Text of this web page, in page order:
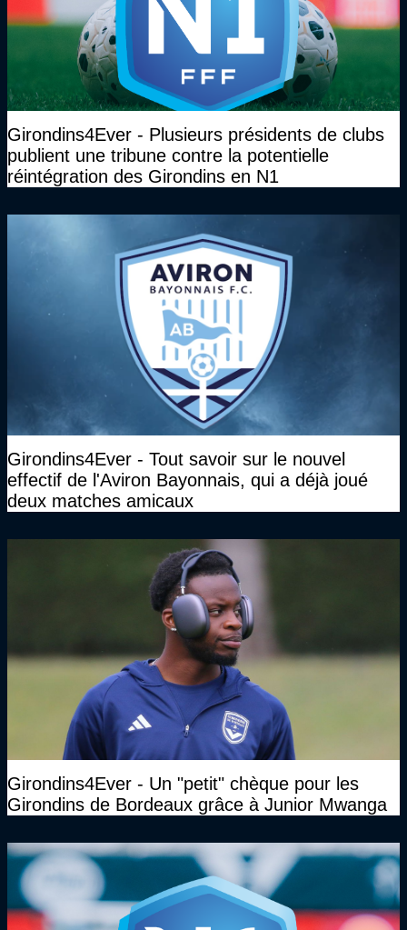
Girondins4Ever - Plusieurs présidents de clubs
publient une tribune contre la potentielle
réintégration des Girondins en N1
Girondins4Ever - Tout savoir sur le nouvel
effectif de l'Aviron Bayonnais, qui a déjà joué
deux matches amicaux
Girondins4Ever - Un "petit" chèque pour les
Girondins de Bordeaux grâce à Junior Mwanga